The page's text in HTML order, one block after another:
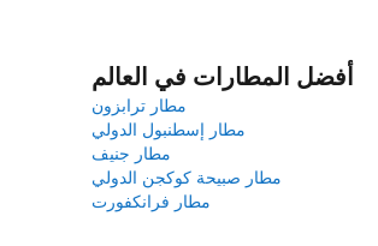
أفضل المطارات في العالم
مطار ترابزون
مطار إسطنبول الدولي
مطار جنيف
مطار صبيحة كوكجن الدولي
مطار فرانكفورت